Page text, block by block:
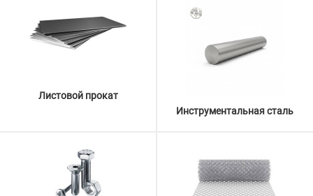
Листовой прокат
Инструментальная сталь